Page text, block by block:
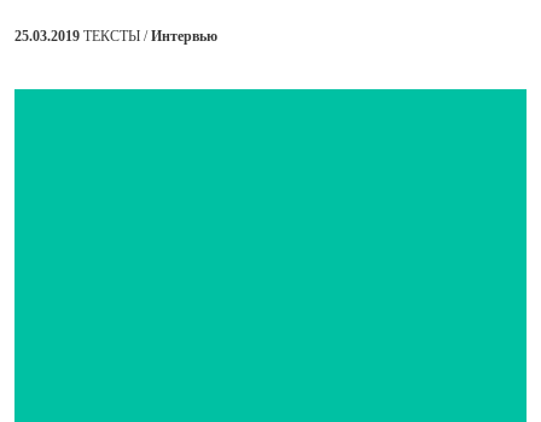
25.03.2019 ТЕКСТЫ /Интервью